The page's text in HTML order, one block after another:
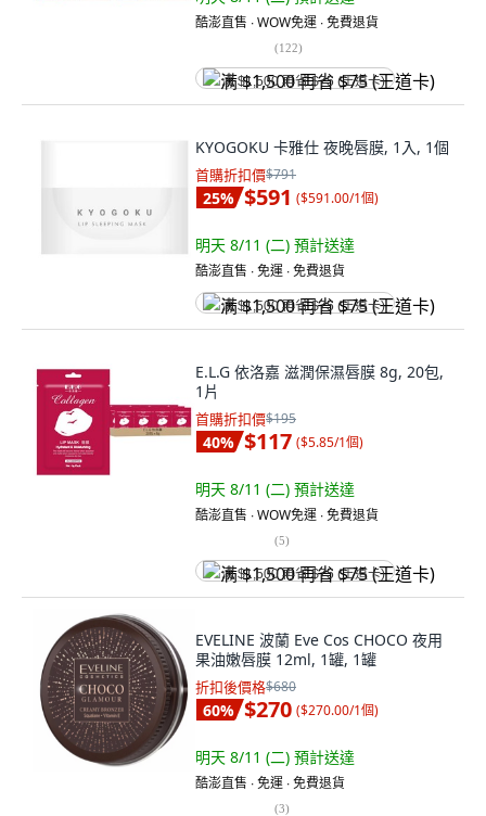
酷澎直售 ∙ WOW免運 ∙ 免費退貨
(122)
满 $1,500 再省 $75 (王道卡)
KYOGOKU 卡雅仕 夜晚唇膜, 1入, 1個
首購折扣價$791
25% $591 ($591.00/1個)
明天 8/11 (二) 預計送達
酷澎直售 ∙ 免運 ∙ 免費退貨
满 $1,500 再省 $75 (王道卡)
E.L.G 依洛嘉 滋潤保濕唇膜 8g, 20包,
1片
首購折扣價$195
40% $117 ($5.85/1個)
明天 8/11 (二) 預計送達
酷澎直售 ∙ WOW免運 ∙ 免費退貨
(5)
满 $1,500 再省 $75 (王道卡)
EVELINE 波蘭 Eve Cos CHOCO 夜用
果油嫩唇膜 12ml, 1罐, 1罐
折扣後價格$680
60% $270 ($270.00/1個)
明天 8/11 (二) 預計送達
酷澎直售 ∙ 免運 ∙ 免費退貨
(3)